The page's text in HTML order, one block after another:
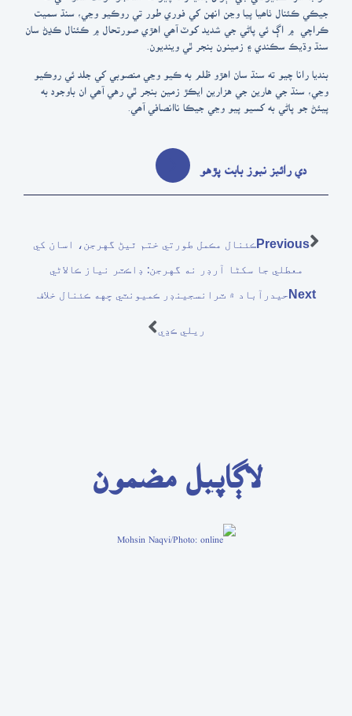
جيڪي ڪئنال ٺاھيا پيا وڃن انهن کي فوري طور تي روڪيو وڃي، سنڌ سميت
ڪراچي ۾ اڳ ئي پاڻي جي شديد کوٽ آھي اهڙي صورتحال ۾ ڪئنال ڪڍڻ سان
سنڌ وڌيڪ سڪندي ۽ زمينون بنجر ٿي وينديون.
بنديا رانا چيو ته سنڌ سان اهڙو ظلم به ڪيو وڃي منصوبي کي جلد ئي روڪيو
وڃي، سنڌ جي هارين جي هزارين ايڪڙ زمين بنجر ٿي رهي آھي ان باوجود به
پيئڻ جو پاڻي به کسيو پيو وڃي جيڪا ناانصافي آھي.
دي رائيز نيوز بابت پڙهو
Previousڪئنال مڪمل طورتي ختم ٿيڻ گهرجن، اسان کي
معطلي جا سکڻا آرڊر نه گهرجن: ڊاڪٽر نياز ڪالاڻي
Nextحيدرآباد ۾ ٽرانسجينڊر ڪميونٽي ڇهه ڪئنال خلاف
ريلي ڪڍي
لاڳاپيل مضمون